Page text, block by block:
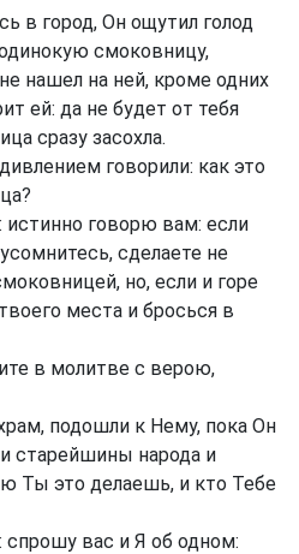
в город, Он ощутил голод
смоковницу,
нашел на ней, кроме одних
ей: да не будет от тебя
сразу засохла.
говорили: как это
говорю вам: если
сделаете не
но, если и горе
места и бросься в
в молитве с верою,
подошли к Нему, пока Он
старейшины народа и
Ты это делаешь, и кто Тебе
вас и Я об одном: